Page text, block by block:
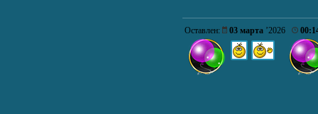
Оставлен: 03 марта ’2026